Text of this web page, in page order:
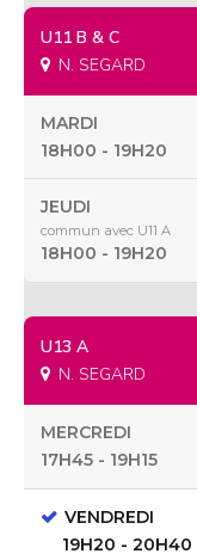
U11 B & C
N. SEGARD
MARDI
18H00 - 19H20
JEUDI
commun avec U11 A
18H00 - 19H20
U13 A
N. SEGARD
MERCREDI
17H45 - 19H15
VENDREDI
19H20 - 20H40